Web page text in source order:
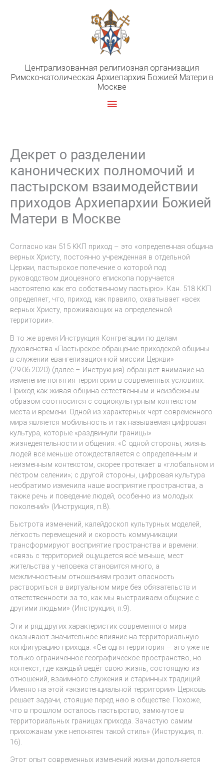
Централизованная религиозная организация
Римско-католическая Архиепархия Божией Матери в
Москве
Главное
Декрет о разделении
канонических полномочий и
пастырском взаимодействии
приходов Архиепархии Божией
Матери в Москве
Согласно кан 515 ККП приход – это «определенная община
верных Христу, постоянно учрежденная в отдельной
Церкви, пастырское попечение о которой под
руководством диоцезного епископа поручается
настоятелю как его собственному пастырю». Кан. 518 ККП
определяет, что, приход, как правило, охватывает «всех
верных Христу, проживающих на определенной
территории».
В то же время Инструкция Конгрегации по делам
духовенства «Пастырское обращение приходской общины
в служении евангелизационной миссии Церкви»
(29.06.2020) (далее – Инструкция) обращает внимание на
изменение понятия территории в современных условиях.
Приход как живая община естественным и неизбежным
образом соотносится с социокультурным контекстом
места и времени. Одной из характерных черт современного
мира является мобильность и так называемая цифровая
культура, которые «раздвинули границы»
жизнедеятельности и общения. «С одной стороны, жизнь
людей всё меньше отождествляется с определённым и
неизменным контекстом, скорее протекает в «глобальном и
пёстром селении»; с другой стороны, цифровая культура
необратимо изменила наше восприятие пространства, а
также речь и поведение людей, особенно из молодых
поколений» (Инструкция, п.8).
Быстрота изменений, калейдоскоп культурных моделей,
лёгкость перемещений и скорость коммуникации
трансформируют восприятие пространства и времени:
«связь с территорией ощущается всё меньше, мест
жительства у человека становится много, а
межличностным отношениям грозит опасность
раствориться в виртуальном мире без обязательств и
ответственности за то, как мы выстраиваем общение с
другими людьми» (Инструкция, п.9).
Эти и ряд других характеристик современного мира
оказывают значительное влияние на территориальную
конфигурацию прихода. «Сегодня территория – это уже не
только ограниченное географическое пространство, но
контекст, где каждый ведёт свою жизнь, состоящую из
отношений, взаимного служения и старинных традиций.
Именно на этой «экзистенциальной территории» Церковь
решает задачи, стоящие перед нею в обществе. Похоже,
что в прошлом осталось пастырство, замкнутое в
территориальных границах прихода. Зачастую самим
прихожанам уже непонятен такой стиль» (Инструкция, п.
16).
Этот опыт современных изменений жизни дополняется